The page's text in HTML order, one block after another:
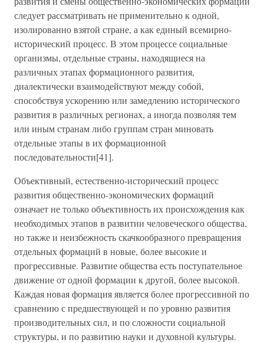
следует рассматривать не применительно к одной,
изолированно взятой стране, а как единый всемирно-
исторический процесс. В этом процессе социальные
организмы, отдельные страны, находящиеся на
различных этапах формационного развития,
диалектически взаимодействуют между собой,
способствуя ускорению или замедлению исторического
развития в различных регионах, а иногда позволяя тем
или иным странам либо группам стран миновать
отдельные этапы в их формационной
последовательности[41].
Объективный, естественно-исторический процесс
развития общественно-экономических формаций
означает не только объективность их происхождения как
необходимых этапов в развитии человеческого общества,
но также и неизбежность скачкообразного превращения
отдельных формаций в новые, более высокие и
прогрессивные. Развитие общества есть поступательное
движение от одной формации к другой, более высокой.
Каждая новая формация является более прогрессивной по
сравнению с предшествующей и по уровню развития
производительных сил, и по сложности социальной
структуры, и по развитию науки и духовной культуры.